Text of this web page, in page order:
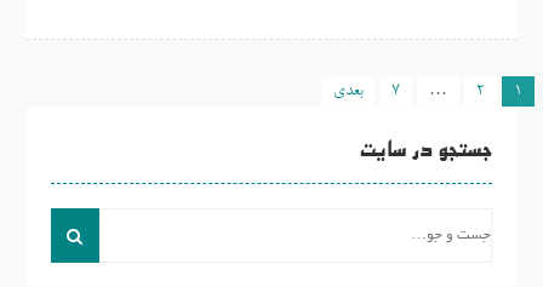
راهبری
1
2
…
7 بعدی
جستجو در سایت